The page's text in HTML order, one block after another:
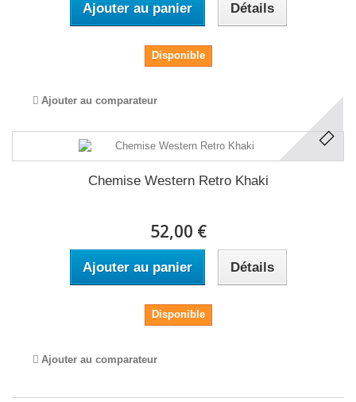
Ajouter au panier Détails
Disponible
Ajouter au comparateur
Chemise Western Retro Khaki
52,00 €
Ajouter au panier Détails
Disponible
Ajouter au comparateur